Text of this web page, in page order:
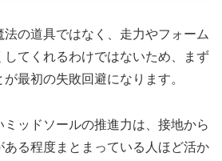
法の道具ではなく、走力やフォーム
してくれるわけではないため、まず
最初の失敗回避になります。
ッドソールの推進力は、接地から
ある程度まとまっている人ほど活か